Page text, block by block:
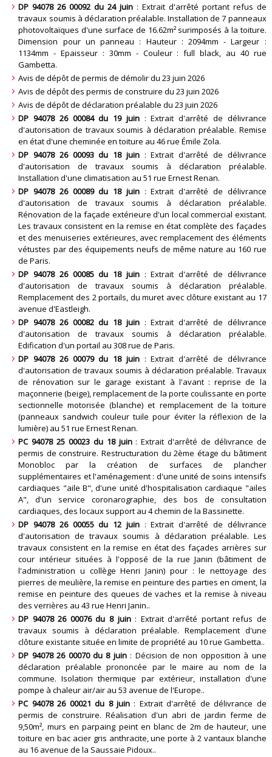
DP 94078 26 00092 du 24 juin : Extrait d'arrêté portant refus de
travaux soumis à déclaration préalable. Installation de 7 panneaux
photovoltaïques d'une surface de 16.62m² surimposés à la toiture.
Dimension pour un panneau : Hauteur : 2094mm - Largeur :
1134mm - Epaisseur : 30mm - Couleur : full black, au 40 rue
Gambetta.
Avis de dépôt de permis de démolir du 23 juin 2026
Avis de dépôt des permis de construire du 23 juin 2026
Avis de dépôt de déclaration préalable du 23 juin 2026
DP 94078 26 00084 du 19 juin : Extrait d'arrêté de délivrance
d'autorisation de travaux soumis à déclaration préalable. Remise
en état d'une cheminée en toiture au 46 rue Émile Zola.
DP 94078 26 00093 du 18 juin : Extrait d'arrêté de délivrance
d'autorisation de travaux soumis à déclaration préalable.
Installation d'une climatisation au 51 rue Ernest Renan.
DP 94078 26 00089 du 18 juin : Extrait d'arrêté de délivrance
d'autorisation de travaux soumis à déclaration préalable.
Rénovation de la façade extérieure d'un local commercial existant.
Les travaux consistent en la remise en état complète des façades
et des menuiseries extérieures, avec remplacement des éléments
vétustes par des équipements neufs de même nature au 160 rue
de Paris.
DP 94078 26 00085 du 18 juin : Extrait d'arrêté de délivrance
d'autorisation de travaux soumis à déclaration préalable.
Remplacement des 2 portails, du muret avec clôture existant au 17
avenue d'Eastleigh.
DP 94078 26 00082 du 18 juin : Extrait d'arrêté de délivrance
d'autorisation de travaux soumis à déclaration préalable.
Edification d'un portail au 308 rue de Paris.
DP 94078 26 00079 du 18 juin : Extrait d'arrêté de délivrance
d'autorisation de travaux soumis à déclaration préalable. Travaux
de rénovation sur le garage existant à l'avant : reprise de la
maçonnerie (beige), remplacement de la porte coulissante en porte
sectionnelle motorisée (blanche) et remplacement de la toiture
(panneaux sandwich couleur tuile pour éviter la réflexion de la
lumière) au 51 rue Ernest Renan.
PC 94078 25 00023 du 18 juin : Extrait d'arrêté de délivrance de
permis de construire. Restructuration du 2ème étage du bâtiment
Monobloc par la création de surfaces de plancher
supplémentaires et l'aménagement : d'une unité de soins intensifs
cardiaques "aile B", d'une unité d'hospitalisation cardiaque "ailes
A", d'un service coronarographie, des bos de consultation
cardiaques, des locaux support au 4 chemin de la Bassinette.
DP 94078 26 00055 du 12 juin : Extrait d'arrêté de délivrance
d'autorisation de travaux soumis à déclaration préalable. Les
travaux consistent en la remise en état des façades arrières sur
cour intérieur situées à l'opposé de la rue Janin (bâtiment de
l'administration u collège Henri Janin) pour : le nettoyage des
pierres de meulière, la remise en peinture des parties en ciment, la
remise en peinture des queues de vaches et la remise à niveau
des verrières au 43 rue Henri Janin..
DP 94078 26 00076 du 8 juin : Extrait d'arrêté portant refus de
travaux soumis à déclaration préalable. Remplacement d'une
clôture existante située en limite de propriété au 10 rue Gambetta..
DP 94078 26 00070 du 8 juin : Décision de non opposition à une
déclaration préalable prononcée par le maire au nom de la
commune. Isolation thermique par extérieur, installation d'une
pompe à chaleur air/air au 53 avenue de l'Europe..
PC 94078 26 00021 du 8 juin : Extrait d'arrêté de délivrance de
permis de construire. Réalisation d'un abri de jardin ferme de
9,50m², murs en parpaing peint en blanc de 2m de hauteur, une
toiture en bac acier gris anthracite, une porte à 2 vantaux blanche
au 16 avenue de la Saussaie Pidoux..